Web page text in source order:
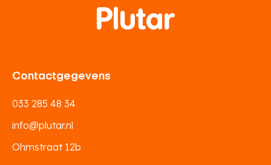
Contactgegevens
033 285 48 34
info@plutar.nl
Ohmstraat 12b